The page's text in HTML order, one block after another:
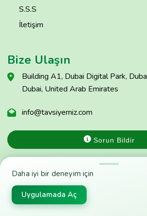
Daha iyi bir deneyim için
Uygulamada Aç
S.S.S
İletişim
Bize Ulaşın
Building A1, Dubai Digital Park,
Dubai, United Arab Emirates
info@tavsiyemiz.com
Sorun Bildir
© Copyright Tavsiyemiz 2025 - Tavsiyemiz'e